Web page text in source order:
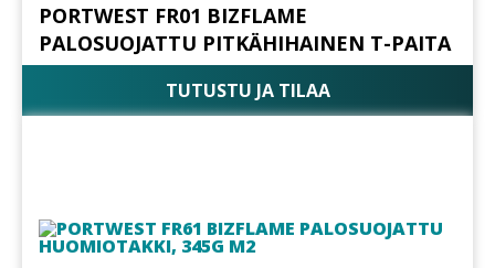
PORTWEST FR01 BIZFLAME
PALOSUOJATTU PITKÄHIHAINEN T-PAITA
TUTUSTU JA TILAA